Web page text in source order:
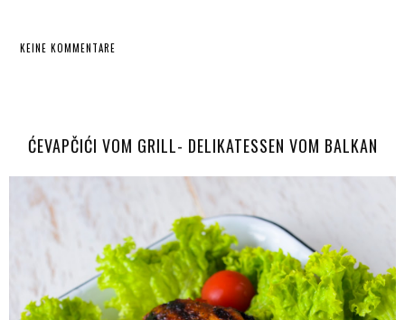
KEINE KOMMENTARE
ĆEVAPČIĆI VOM GRILL- DELIKATESSEN VOM BALKAN